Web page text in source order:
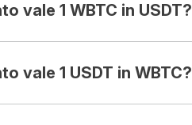
vale 1 WBTC in USDT?
vale 1 USDT in WBTC?